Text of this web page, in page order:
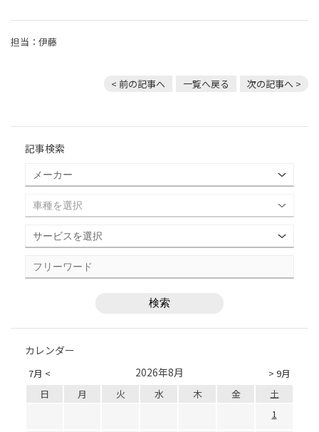
担当：伊藤
< 前の記事へ 一覧へ戻る 次の記事へ >
記事検索
カレンダー
7月 < > 9月
2026年8月
日 月 火 水 木 金
土
1